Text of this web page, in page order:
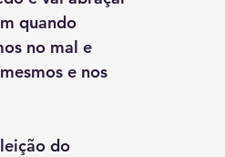
quando
no mal e
e nos
do